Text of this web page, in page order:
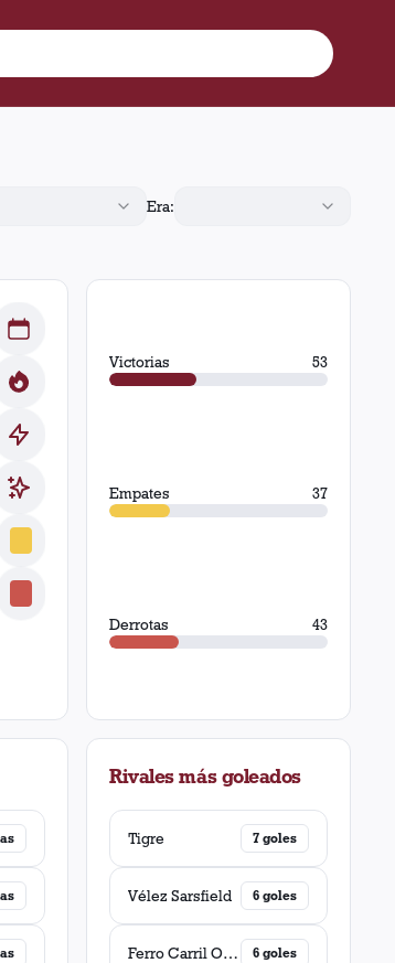
Era:
Victorias 53
Empates 37
Derrotas 43
Rivales más goleados
Tigre 7 goles
Vélez Sarsfield 6 goles
Ferro Carril Oeste 6 goles